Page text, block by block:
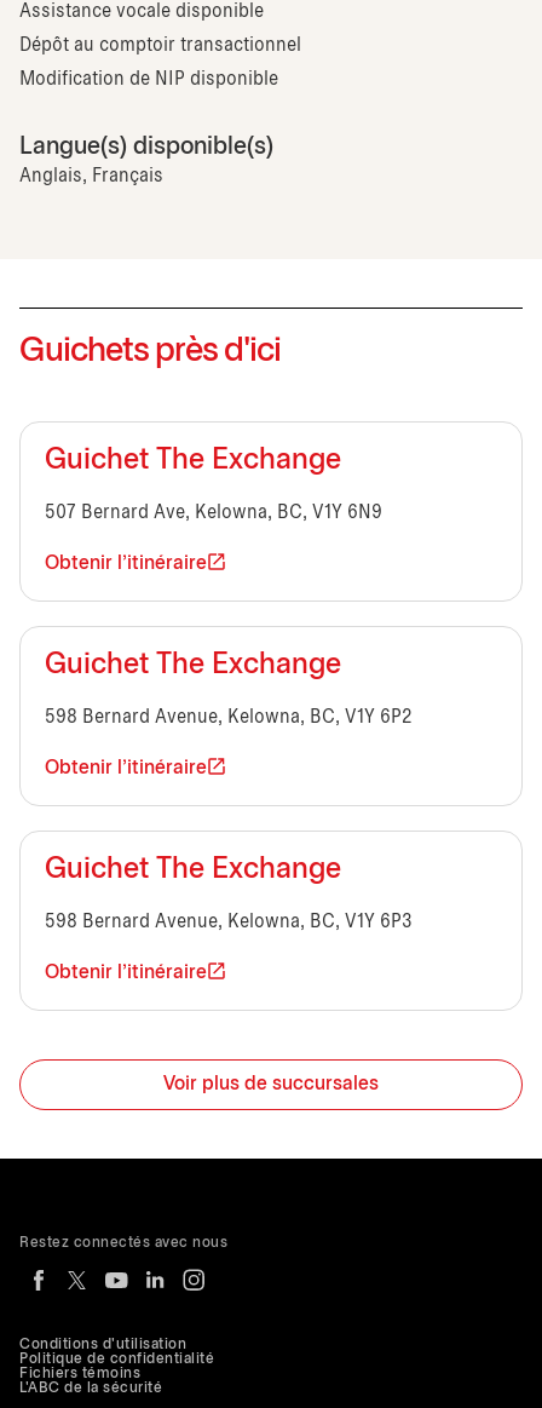
Assistance vocale disponible
Dépôt au comptoir transactionnel
Modification de NIP disponible
Langue(s) disponible(s)
Anglais, Français
Guichets près d'ici
Guichet The Exchange
507 Bernard Ave, Kelowna, BC, V1Y 6N9
Obtenir l'itinéraire
Guichet The Exchange
598 Bernard Avenue, Kelowna, BC, V1Y 6P2
Obtenir l'itinéraire
Guichet The Exchange
598 Bernard Avenue, Kelowna, BC, V1Y 6P3
Obtenir l'itinéraire
Voir plus de succursales
Conditions d'utilisation
Politique de confidentialité
Fichiers témoins
L'ABC de la sécurité
Restez connectés avec nous